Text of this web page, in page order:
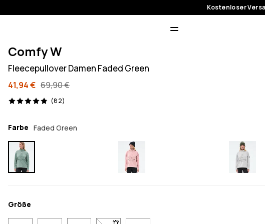
Kostenloser
Comfy W
Fleecepullover Damen Faded Green
41,94 € 69,90 €
(82)
82 Reviews, 4.9/5
Farbe Faded Green
Größe